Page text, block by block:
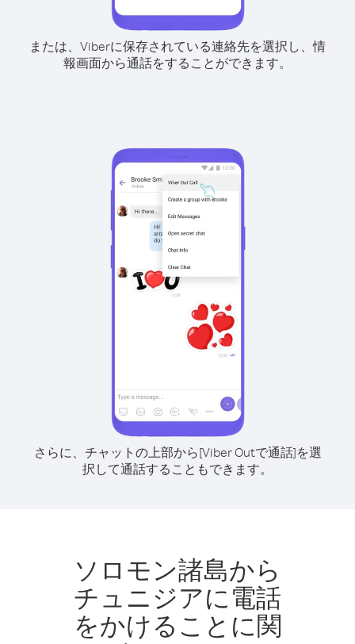
または、Viberに保存されている連絡先を選択し、情
報画面から通話をすることができます。
さらに、チャットの上部から[Viber Outで通話]を選
択して通話することもできます。
ソロモン諸島から
チュニジアに電話
をかけることに関